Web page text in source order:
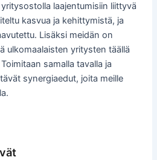
laajentumisiin liittyvä
kasvua ja kehittymistä, ja
Lisäksi meidän on
ulkomaalaisten yritysten täällä
samalla tavalla ja
synergiaedut, joita meille